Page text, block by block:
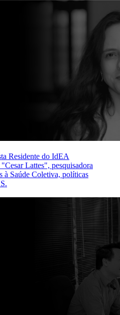
Residente do IdEA
Lattes", pesquisadora
à Saúde Coletiva, políticas